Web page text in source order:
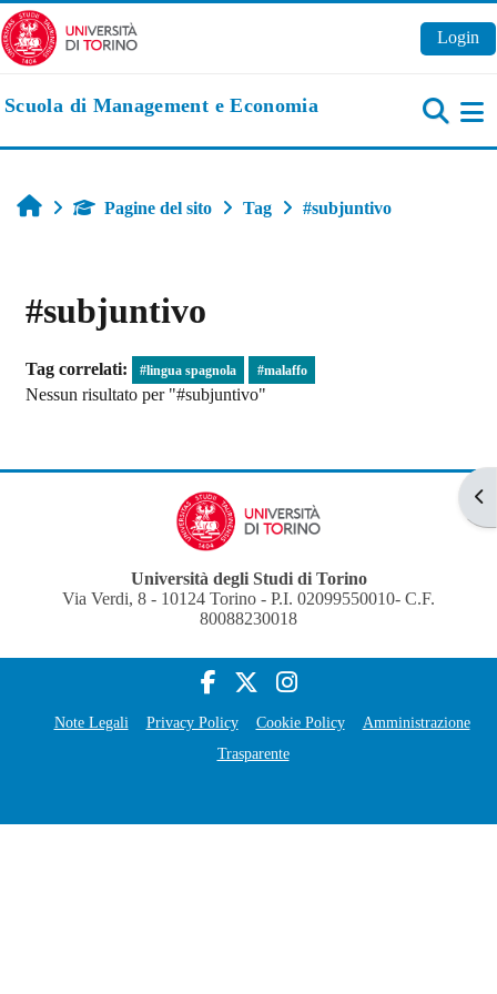
Vai al contenuto principale
Login
Scuola di Management e Economia
HomePagine del sito Tag #subjuntivo
#subjuntivo
Tag correlati: #lingua spagnola #malaffo
Nessun risultato per "#subjuntivo"
Università degli Studi di Torino
Via Verdi, 8 - 10124 Torino - P.I. 02099550010- C.F.
80088230018
Note Legali Privacy Policy Cookie Policy
Amministrazione
Trasparente